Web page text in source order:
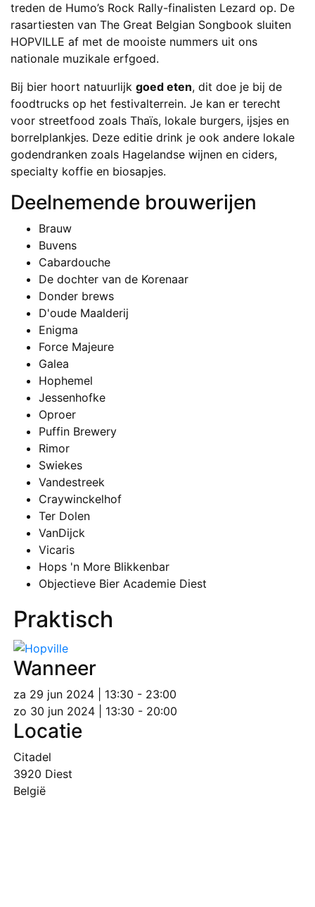
treden de Humo’s Rock Rally-finalisten Lezard op. De
rasartiesten van The Great Belgian Songbook sluiten
HOPVILLE af met de mooiste nummers uit ons
nationale muzikale erfgoed.
Bij bier hoort natuurlijk goed eten, dit doe je bij de
foodtrucks op het festivalterrein. Je kan er terecht
voor streetfood zoals Thaïs, lokale burgers, ijsjes en
borrelplankjes. Deze editie drink je ook andere lokale
godendranken zoals Hagelandse wijnen en ciders,
specialty koffie en biosapjes.
Deelnemende brouwerijen
Brauw
Buvens
Cabardouche
De dochter van de Korenaar
Donder brews
D'oude Maalderij
Enigma
Force Majeure
Galea
Hophemel
Jessenhofke
Oproer
Puffin Brewery
Rimor
Swiekes
Vandestreek
Craywinckelhof
Ter Dolen
VanDijck
Vicaris
Hops 'n More Blikkenbar
Objectieve Bier Academie Diest
Praktisch
Wanneer
za 29 jun 2024 | 13:30 - 23:00
zo 30 jun 2024 | 13:30 - 20:00
Locatie
Citadel
3920 Diest
België